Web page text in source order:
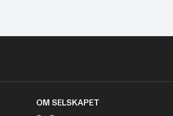
OM SELSKAPET